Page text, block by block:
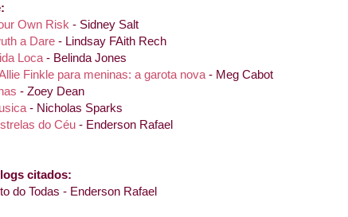
Own Risk - Sidney Salt
a Dare - Lindsay FAith Rech
Loca - Belinda Jones
Finkle para meninas: a garota nova - Meg Cabot
- Zoey Dean
- Nicholas Sparks
do Céu - Enderson Rafael
citados:
do Todas - Enderson Rafael